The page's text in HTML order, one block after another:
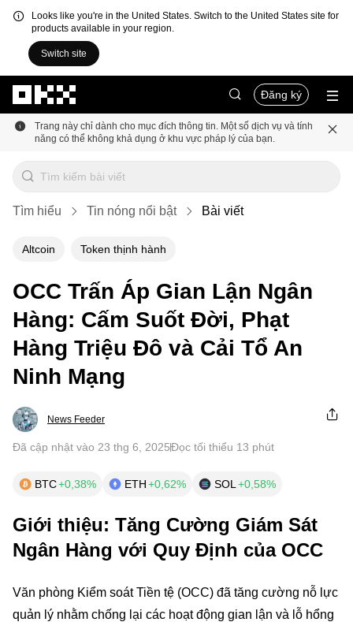
Looks like you're in the United States. Switch to the United States site for
products available in your region.
Switch site
Đăng ký
Trang này chỉ dành cho mục đích thông tin. Một số dịch vụ và tính
năng có thể không khả dụng ở khu vực pháp lý của bạn.
Tìm hiểu Tin nóng nổi bật Bài viết
Altcoin Token thịnh hành
OCC Trấn Áp Gian Lận Ngân
Hàng: Cấm Suốt Đời, Phạt
Hàng Triệu Đô và Cải Tổ An
Ninh Mạng
News Feeder
Đã cập nhật vào 23 thg 6, 2025Đọc tối thiểu 13 phút
BTC+0,38% ETH+0,62% SOL +0,58%
Giới thiệu: Tăng Cường Giám Sát
Ngân Hàng với Quy Định của OCC
Văn phòng Kiểm soát Tiền tệ (OCC) đã tăng cường nỗ lực
quản lý nhằm chống lại các hoạt động gian lận và lỗ hổng